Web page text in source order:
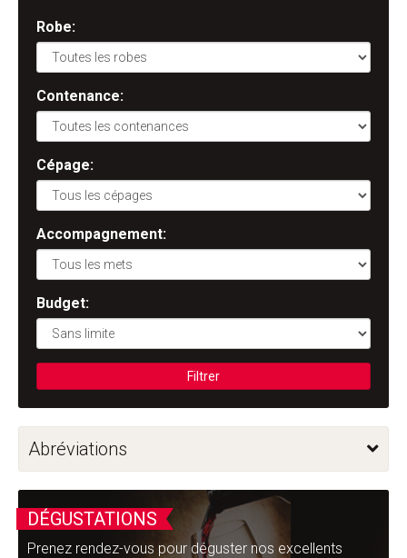
Robe:
Contenance:
Cépage:
Accompagnement:
Budget:
Filtrer
Abréviations
DÉGUSTATIONS
Prenez rendez-vous pour déguster nos excellents